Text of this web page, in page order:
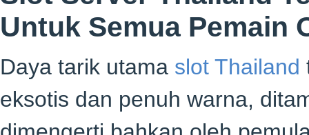
Untuk Semua Pemain
Daya tarik utama slot Thailand
eksotis dan penuh warna,